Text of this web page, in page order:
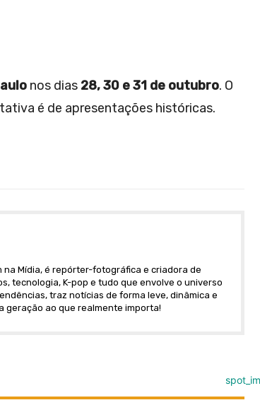
nos dias 28, 30 e 31 de outubro. O
é de apresentações históricas.
na Mídia, é repórter-fotográfica e criadora de
tecnologia, K-pop e tudo que envolve o universo
traz notícias de forma leve, dinâmica e
geração ao que realmente importa!